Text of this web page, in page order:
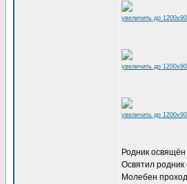
увеличить до
увеличить до
увеличить до
Родник
Освятил родник
Молебен